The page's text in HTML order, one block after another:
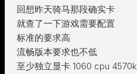
回想昨天骑马那段确实卡
就查了一下游戏需要配置
标准的要求高
流畅版本要求也不低
至少独立显卡 1060 cpu 4570k